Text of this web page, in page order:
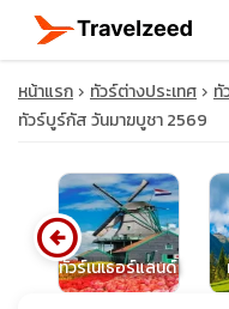
travel_explore
หน้าแรก ทัวร์ต่างประเทศ ทั
ทัวร์บูร์กัส วันมาฆบูชา 2569
ทัวร์เนเธอร์แลนด์
arrow_circle_left